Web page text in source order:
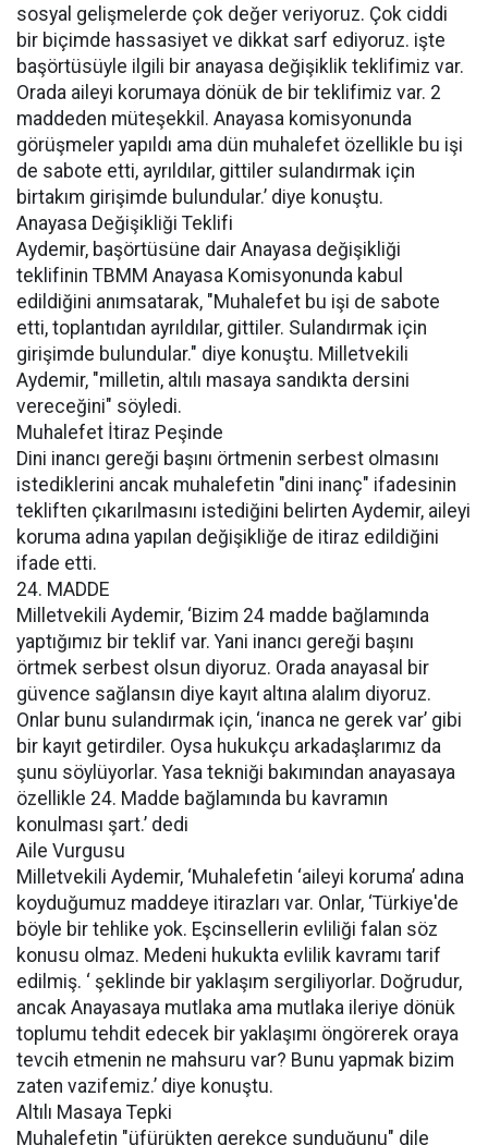
sosyal gelişmelerde çok değer veriyoruz. Çok ciddi
bir biçimde hassasiyet ve dikkat sarf ediyoruz. işte
başörtüsüyle ilgili bir anayasa değişiklik teklifimiz var.
Orada aileyi korumaya dönük de bir teklifimiz var. 2
maddeden müteşekkil. Anayasa komisyonunda
görüşmeler yapıldı ama dün muhalefet özellikle bu işi
de sabote etti, ayrıldılar, gittiler sulandırmak için
birtakım girişimde bulundular.’ diye konuştu.
Anayasa Değişikliği Teklifi
Aydemir, başörtüsüne dair Anayasa değişikliği
teklifinin TBMM Anayasa Komisyonunda kabul
edildiğini anımsatarak, "Muhalefet bu işi de sabote
etti, toplantıdan ayrıldılar, gittiler. Sulandırmak için
girişimde bulundular." diye konuştu. Milletvekili
Aydemir, "milletin, altılı masaya sandıkta dersini
vereceğini" söyledi.
Muhalefet İtiraz Peşinde
Dini inancı gereği başını örtmenin serbest olmasını
istediklerini ancak muhalefetin "dini inanç" ifadesinin
tekliften çıkarılmasını istediğini belirten Aydemir, aileyi
koruma adına yapılan değişikliğe de itiraz edildiğini
ifade etti.
24. MADDE
Milletvekili Aydemir, ‘Bizim 24 madde bağlamında
yaptığımız bir teklif var. Yani inancı gereği başını
örtmek serbest olsun diyoruz. Orada anayasal bir
güvence sağlansın diye kayıt altına alalım diyoruz.
Onlar bunu sulandırmak için, ‘inanca ne gerek var’ gibi
bir kayıt getirdiler. Oysa hukukçu arkadaşlarımız da
şunu söylüyorlar. Yasa tekniği bakımından anayasaya
özellikle 24. Madde bağlamında bu kavramın
konulması şart.’ dedi
Aile Vurgusu
Milletvekili Aydemir, ‘Muhalefetin ‘aileyi koruma’ adına
koyduğumuz maddeye itirazları var. Onlar, ‘Türkiye'de
böyle bir tehlike yok. Eşcinsellerin evliliği falan söz
konusu olmaz. Medeni hukukta evlilik kavramı tarif
edilmiş. ‘ şeklinde bir yaklaşım sergiliyorlar. Doğrudur,
ancak Anayasaya mutlaka ama mutlaka ileriye dönük
toplumu tehdit edecek bir yaklaşımı öngörerek oraya
tevcih etmenin ne mahsuru var? Bunu yapmak bizim
zaten vazifemiz.’ diye konuştu.
Altılı Masaya Tepki
Muhalefetin "üfürükten gerekçe sunduğunu" dile